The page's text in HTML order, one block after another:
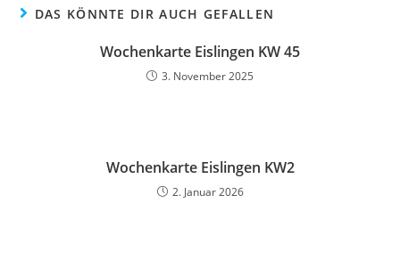
DAS KÖNNTE DIR AUCH GEFALLEN
Wochenkarte Eislingen KW 45
3. November 2025
Wochenkarte Eislingen KW2
2. Januar 2026